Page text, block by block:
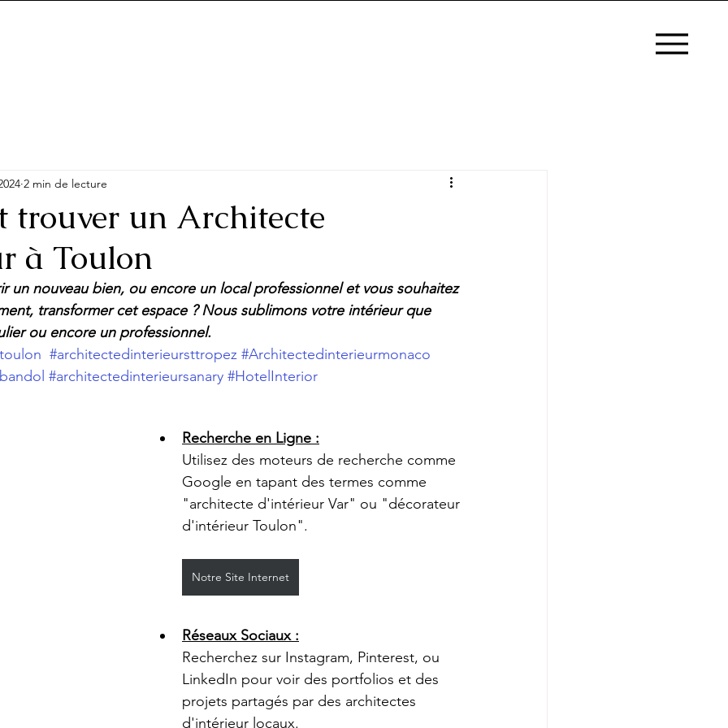
trouver un Architecte
à Toulon
2 min de lecture
un nouveau bien, ou encore un local professionnel et vous souhaitez
transformer cet espace ? Nous sublimons votre intérieur que
ou encore un professionnel.
#architectedinterieursttropez #Architectedinterieurmonaco
#architectedinterieursanary #HotelInterior
Recherche en Ligne :
Utilisez des moteurs de recherche comme
Google en tapant des termes comme
"architecte d'intérieur Var" ou "décorateur
d'intérieur Toulon".
Notre Site Internet
Réseaux Sociaux :
Recherchez sur Instagram, Pinterest, ou
LinkedIn pour voir des portfolios et des
projets partagés par des architectes
d'intérieur locaux.